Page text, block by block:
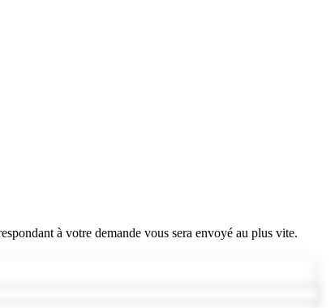
à votre demande vous sera envoyé au plus vite.